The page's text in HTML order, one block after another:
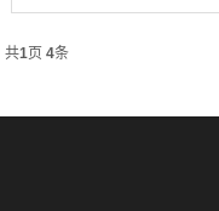
共1页4条